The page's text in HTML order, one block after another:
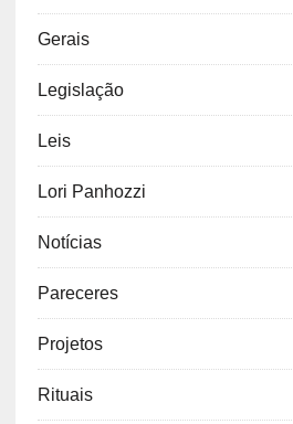
Gerais
Legislação
Leis
Lori Panhozzi
Notícias
Pareceres
Projetos
Rituais